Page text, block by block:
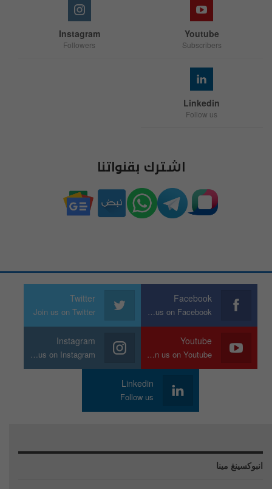
Youtube
Subscribers
Instagram
Followers
Linkedin
Follow us
اشترك بقنواتنا
Facebook
Join us on Facebook
Twitter
Join us on Twitter
Youtube
Join us on Youtube
Instagram
Join us on Instagram
Linkedin
Follow us
انبوكسينغ مينا